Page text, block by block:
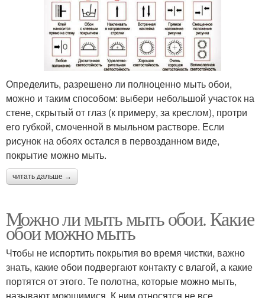
Определить, разрешено ли полноценно мыть обои,
можно и таким способом: выбери небольшой участок на
стене, скрытый от глаз (к примеру, за креслом), протри
его губкой, смоченной в мыльном растворе. Если
рисунок на обоях остался в первозданном виде,
покрытие можно мыть.
читать дальше →
Можно ли мыть мыть обои. Какие
обои можно мыть
Чтобы не испортить покрытия во время чистки, важно
знать, какие обои подвергают контакту с влагой, а какие
портятся от этого. Те полотна, которые можно мыть,
называют моющимися. К ним относятся не все